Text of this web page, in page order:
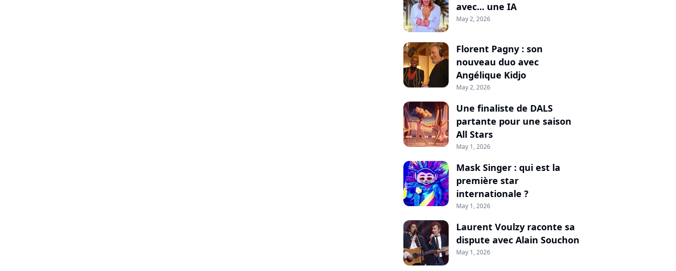
avec... une IA
May 2, 2026
Florent Pagny : son
nouveau duo avec
Angélique Kidjo
May 2, 2026
Une finaliste de DALS
partante pour une saison
All Stars
May 1, 2026
Mask Singer : qui est la
première star
internationale ?
May 1, 2026
Laurent Voulzy raconte sa
dispute avec Alain Souchon
May 1, 2026